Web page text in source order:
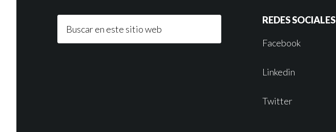
REDES SOCIALES
Facebook
Linkedin
Twitter